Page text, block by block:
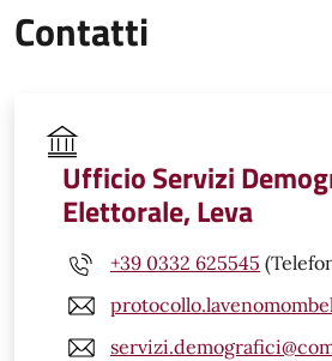
Contatti
Ufficio Servizi
Elettorale, Leva
+39 0332 625545